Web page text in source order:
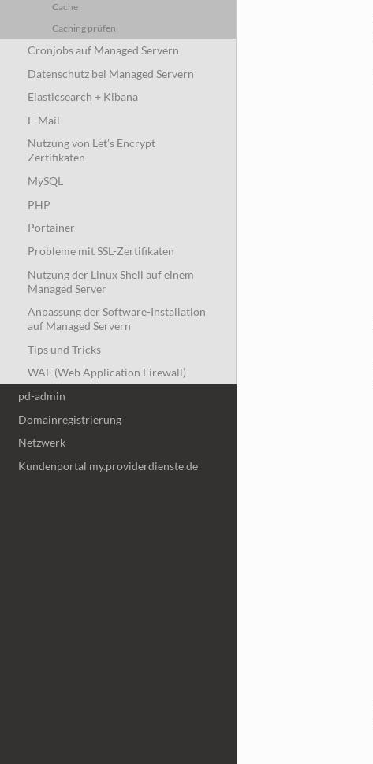
Cache
Caching prüfen
Cronjobs auf Managed Servern
Datenschutz bei Managed Servern
Elasticsearch + Kibana
E-Mail
Nutzung von Let’s Encrypt
Zertifikaten
MySQL
PHP
Portainer
Probleme mit SSL-Zertifikaten
Nutzung der Linux Shell auf einem
Managed Server
Anpassung der Software-Installation
auf Managed Servern
Tips und Tricks
WAF (Web Application Firewall)
pd-admin
Domainregistrierung
Netzwerk
Kundenportal my.providerdienste.de